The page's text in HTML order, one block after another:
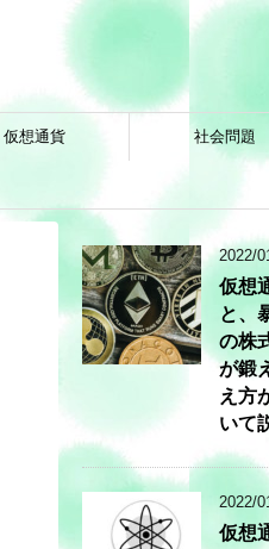
仮想通貨 社会問題
2022/
仮想
と、
の株
が鍛
え方
いて
2022/
仮想